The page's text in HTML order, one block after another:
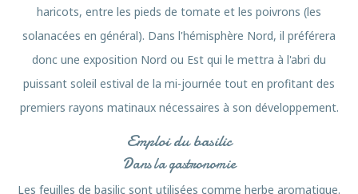
haricots, entre les pieds de tomate et les poivrons (les
solanacées en général). Dans l'hémisphère Nord, il préférera
donc une exposition Nord ou Est qui le mettra à l'abri du
puissant soleil estival de la mi-journée tout en profitant des
premiers rayons matinaux nécessaires à son développement.
Emploi du basilic
Dans la gastronomie
Les feuilles de basilic sont utilisées comme herbe aromatique.